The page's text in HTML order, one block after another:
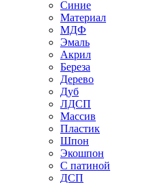
Синие
Материал
МДФ
Эмаль
Акрил
Береза
Дерево
Дуб
ЛДСП
Массив
Пластик
Шпон
Экошпон
С патиной
ДСП